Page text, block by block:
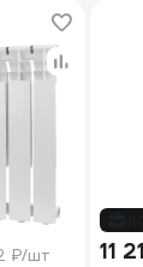
₽/шт 11